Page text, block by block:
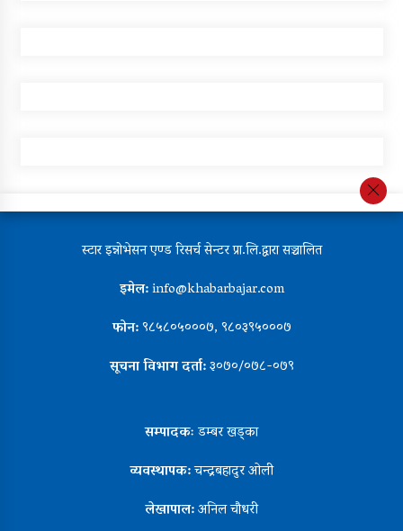
स्टार इन्नोभेसन एण्ड रिसर्च सेन्टर प्रा.लि.द्वारा सञ्चालित
इमेल:info@khabarbajar.com
फोन:९८५८०५०००७, ९८०३९५०००७
सूचना विभाग दर्ता:३०७०/०७८-०७९
सम्पादकःडम्बर खड्का
व्यवस्थापक:चन्द्रबहादुर ओली
लेखापाल:अनिल चौधरी